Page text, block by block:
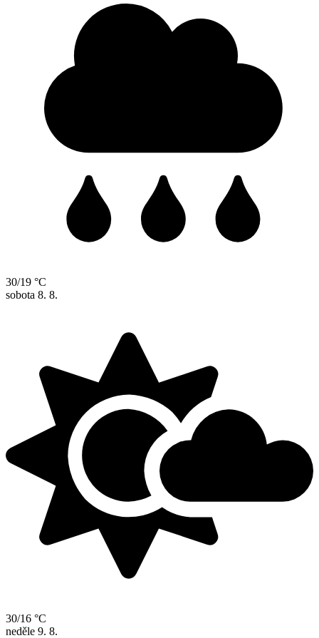
30/19 °C
sobota 8. 8.
30/16 °C
neděle 9. 8.